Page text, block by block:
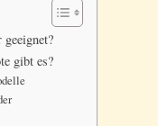
gibt es?